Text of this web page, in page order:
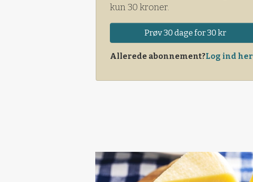
kun 30 kroner.
Prøv 30 dage for 30 kr
Allerede abonnement?Log ind her